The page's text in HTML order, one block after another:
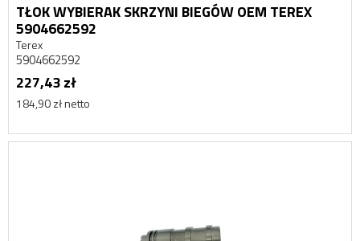
TŁOK WYBIERAK SKRZYNI BIEGÓW OEM TEREX
5904662592
Terex
5904662592
227,43 zł
184,90 zł netto